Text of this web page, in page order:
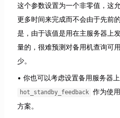
这个参数设置为一个非零值，这
更多时间来完成而不会由于先前
是，由于该值是用在主服务器上
量的，很难预测对备用机查询可
少。
你也可以考虑设置备用服务器
hot_standby_feedback
作为使
方案。